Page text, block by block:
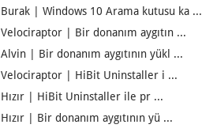
Burak | Windows 10 Arama kutusu ka ...
Velociraptor | Bir donanım aygıtın ...
Alvin | Bir donanım aygıtının yükl ...
Velociraptor | HiBit Uninstaller i ...
Hızır | HiBit Uninstaller ile pr ...
Hızır | Bir donanım aygıtının yü ...